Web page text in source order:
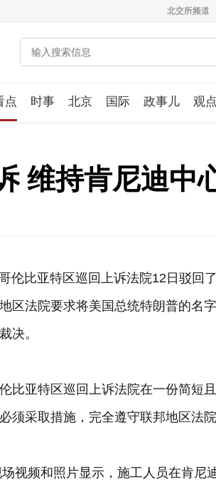
北交所频道
点 时事 北京 国际 政事儿 观点
维持肯尼迪中
伦比亚特区巡回上诉法院12日驳回
区法院要求将美国总统特朗普的名
决。
比亚特区巡回上诉法院在一份简短
须采取措施，完全遵守联邦地区法院
视频和照片显示，施工人员在肯尼